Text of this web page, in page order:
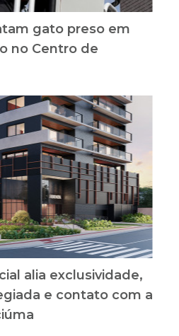
gato preso em
no Centro de
alia exclusividade,
e contato com a